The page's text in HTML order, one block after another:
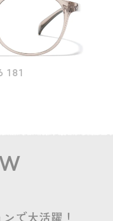
181
で大活躍！